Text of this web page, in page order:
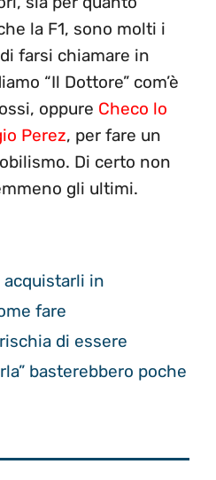
la F1, sono molti i
farsi chiamare in
“Il Dottore” com’è
oppure Checo lo
Perez, per fare un
Di certo non
gli ultimi.
in
fare
di essere
basterebbero poche